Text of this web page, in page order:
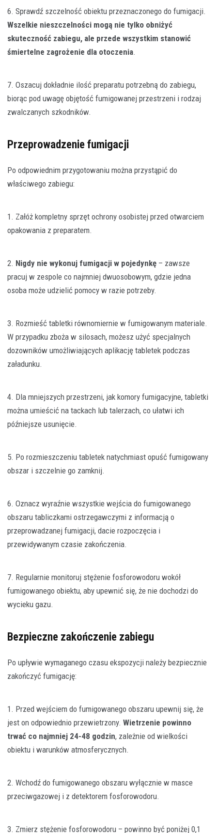
6. Sprawdź szczelność obiektu przeznaczonego do fumigacji.
Wszelkie nieszczelności mogą nie tylko obniżyć
skuteczność zabiegu, ale przede wszystkim stanowić
śmiertelne zagrożenie dla otoczenia.
7. Oszacuj dokładnie ilość preparatu potrzebną do zabiegu,
biorąc pod uwagę objętość fumigowanej przestrzeni i rodzaj
zwalczanych szkodników.
Przeprowadzenie fumigacji
Po odpowiednim przygotowaniu można przystąpić do
właściwego zabiegu:
1. Załóż kompletny sprzęt ochrony osobistej przed otwarciem
opakowania z preparatem.
2. Nigdy nie wykonuj fumigacji w pojedynkę – zawsze
pracuj w zespole co najmniej dwuosobowym, gdzie jedna
osoba może udzielić pomocy w razie potrzeby.
3. Rozmieść tabletki równomiernie w fumigowanym materiale.
W przypadku zboża w silosach, możesz użyć specjalnych
dozowników umożliwiających aplikację tabletek podczas
załadunku.
4. Dla mniejszych przestrzeni, jak komory fumigacyjne, tabletki
można umieścić na tackach lub talerzach, co ułatwi ich
późniejsze usunięcie.
5. Po rozmieszczeniu tabletek natychmiast opuść fumigowany
obszar i szczelnie go zamknij.
6. Oznacz wyraźnie wszystkie wejścia do fumigowanego
obszaru tabliczkami ostrzegawczymi z informacją o
przeprowadzanej fumigacji, dacie rozpoczęcia i
przewidywanym czasie zakończenia.
7. Regularnie monitoruj stężenie fosforowodoru wokół
fumigowanego obiektu, aby upewnić się, że nie dochodzi do
wycieku gazu.
Bezpieczne zakończenie zabiegu
Po upływie wymaganego czasu ekspozycji należy bezpiecznie
zakończyć fumigację:
1. Przed wejściem do fumigowanego obszaru upewnij się, że
jest on odpowiednio przewietrzony. Wietrzenie powinno
trwać co najmniej 24-48 godzin, zależnie od wielkości
obiektu i warunków atmosferycznych.
2. Wchodź do fumigowanego obszaru wyłącznie w masce
przeciwgazowej i z detektorem fosforowodoru.
3. Zmierz stężenie fosforowodoru – powinno być poniżej 0,1